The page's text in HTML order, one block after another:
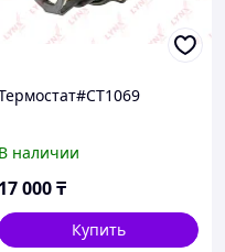
В наличии
17 000₸
Купить